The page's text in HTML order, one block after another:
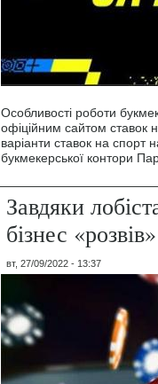
Особливості роботи
офіційним сайтом ставок
варіанти ставок на спорт
букмекерської контори
Завдяки
бізнес
вт, 27/09/2022 - 13:37